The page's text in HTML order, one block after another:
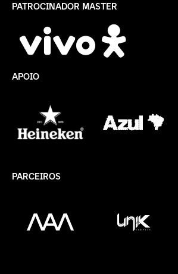
PATROCINADOR MASTER
APOIO
PARCEIROS